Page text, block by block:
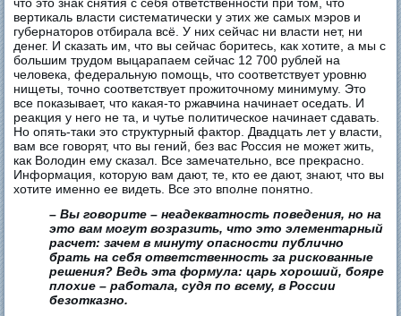
вертикаль власти систематически у этих же самых мэров и
губернаторов отбирала всё. У них сейчас ни власти нет, ни
денег. И сказать им, что вы сейчас боритесь, как хотите, а мы с
большим трудом выцарапаем сейчас 12 700 рублей на
человека, федеральную помощь, что соответствует уровню
нищеты, точно соответствует прожиточному минимуму. Это
все показывает, что какая-то ржавчина начинает оседать. И
реакция у него не та, и чутье политическое начинает сдавать.
Но опять-таки это структурный фактор. Двадцать лет у власти,
вам все говорят, что вы гений, без вас Россия не может жить,
как Володин ему сказал. Все замечательно, все прекрасно.
Информация, которую вам дают, те, кто ее дают, знают, что вы
хотите именно ее видеть. Все это вполне понятно.
– Вы говорите – неадекватность поведения, но на
это вам могут возразить, что это элементарный
расчет: зачем в минуту опасности публично
брать на себя ответственность за рискованные
решения? Ведь эта формула: царь хороший, бояре
плохие – работала, судя по всему, в России
безотказно.